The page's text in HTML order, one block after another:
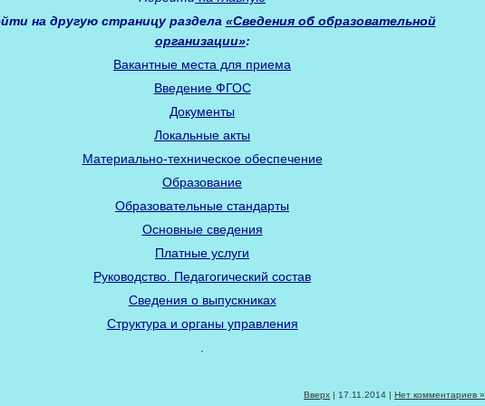
на другую страницу раздела «Сведения об образовательной
организации»:
Вакантные места для приема
Введение ФГОС
Документы
Локальные акты
Материально-техническое обеспечение
Образование
Образовательные стандарты
Основные сведения
Платные услуги
Руководство. Педагогический состав
Сведения о выпускниках
Структура и органы управления
Вверх | 17.11.2014 | Нет комментариев »